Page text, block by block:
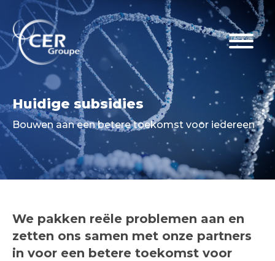
Huidige subsidies
Bouwen aan een betere toekomst voor iedereen
We pakken reële problemen aan en
zetten ons samen met onze partners
in voor een betere toekomst voor